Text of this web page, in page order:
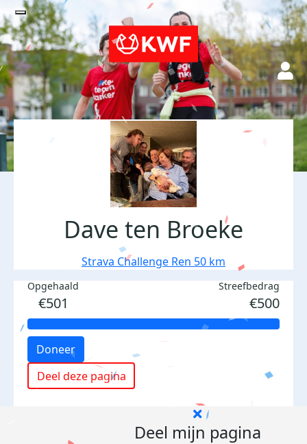
Dave ten Broeke
Strava Challenge Ren 50 km
Opgehaald
€501
Streefbedrag
€500
Doneer
Deel deze pagina
Deel mijn pagina